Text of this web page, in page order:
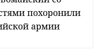
похоронили
армии